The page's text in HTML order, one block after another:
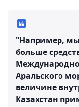
"Например,
больше
Аральского
величине
Казахстан